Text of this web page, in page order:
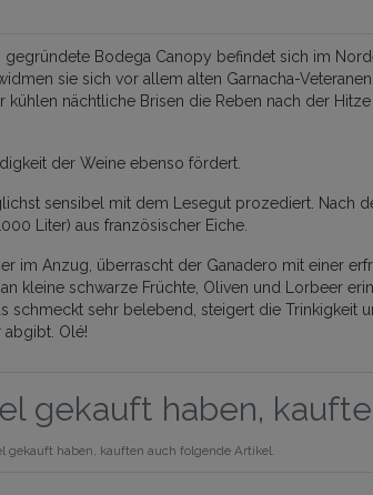
Bodega Canopy befindet sich im
sie sich vor allem alten Garnacha-
nächtliche Brisen die Reben nach der
der Weine ebenso fördert.
sensibel mit dem Lesegut prozediert. Nach
Liter) aus französischer Eiche.
im Anzug, überrascht der Ganadero mit einer
kleine schwarze Früchte, Oliven und Lorbeer
schmeckt sehr belebend, steigert die Trinkigkeit
Olé!
gekauft haben,
gekauft haben, kauften auch folgende Artikel.